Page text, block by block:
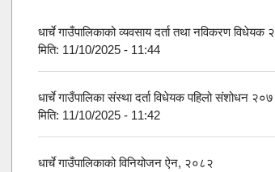
धार्चे गाउँपालिकाको व्यवसाय दर्ता तथा नविकरण
मिति: 11/10/2025 - 11:44
धार्चे गाउँपालिका संस्था दर्ता विधेयक पहिलो संशोधन
मिति: 11/10/2025 - 11:42
धार्चे गाउँपालिकाको विनियोजन ऐन, २०८२